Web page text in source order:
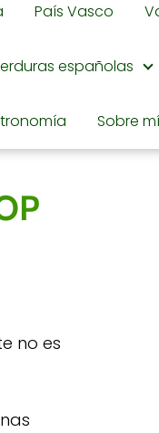
País Vasco
españolas
Sobre mí
no es